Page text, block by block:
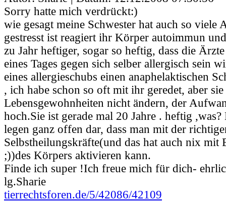
Sorry hatte mich verdrückt:)
wie gesagt meine Schwester hat auch so viele
gestresst ist reagiert ihr Körper autoimmun
zu Jahr heftiger, sogar so heftig, dass die Ärzte
eines Tages gegen sich selber allergisch sein
eines allergieschubs einen anaphelaktischen
, ich habe schon so oft mit ihr geredet, aber
Lebensgewohnheiten nicht ändern, der
hoch.Sie ist gerade mal 20 Jahre . heftig ,was?
legen ganz offen dar, dass man mit der
Selbstheilungskräfte(und das hat auch nix mit
;))des Körpers aktivieren kann.
Finde ich super !Ich freue mich für dich-
lg.Sharie
tierrechtsforen.de/5/42086/42109